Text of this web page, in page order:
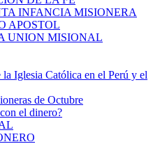
INFANCIA MISIONERA
APOSTOL
UNION MISIONAL
la Iglesia Católica en el Perú y el
de Octubre
el dinero?